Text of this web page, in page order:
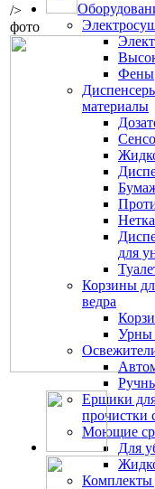
Фены
материалы
для
Корзины
ведра
Урны
Ершики
прочистки
Моющие
Для
Комплекты
/>
фото